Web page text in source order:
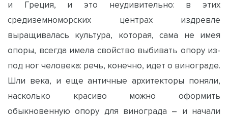
и Греция, и это неудивительно: в этих
средиземноморских центрах издревле
выращивалась культура, которая, сама не имея
опоры, всегда имела свойство выбивать опору из-
под ног человека: речь, конечно, идет о винограде.
Шли века, и еще античные архитекторы поняли,
насколько красиво можно оформить
обыкновенную опору для винограда – и начали